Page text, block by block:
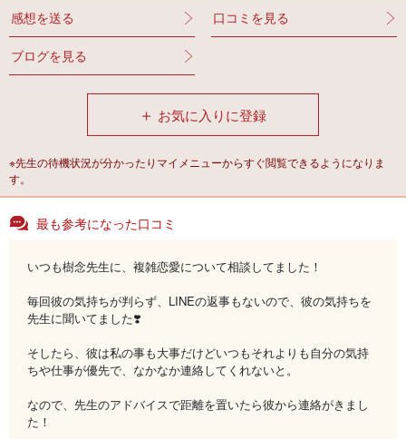
感想を送る 口コミを見る
ブログを見る
＋ お気に入りに登録
※先生の待機状況が分かったりマイメニューからすぐ閲覧できるようになりま
す。
最も参考になった口コミ
いつも樹念先生に、複雑恋愛について相談してました！
毎回彼の気持ちが判らず、LINEの返事もないので、彼の気持ちを
先生に聞いてました❣️
そしたら、彼は私の事も大事だけどいつもそれよりも自分の気持
ちや仕事が優先で、なかなか連絡してくれないと。
なので、先生のアドバイスで距離を置いたら彼から連絡がきまし
た！